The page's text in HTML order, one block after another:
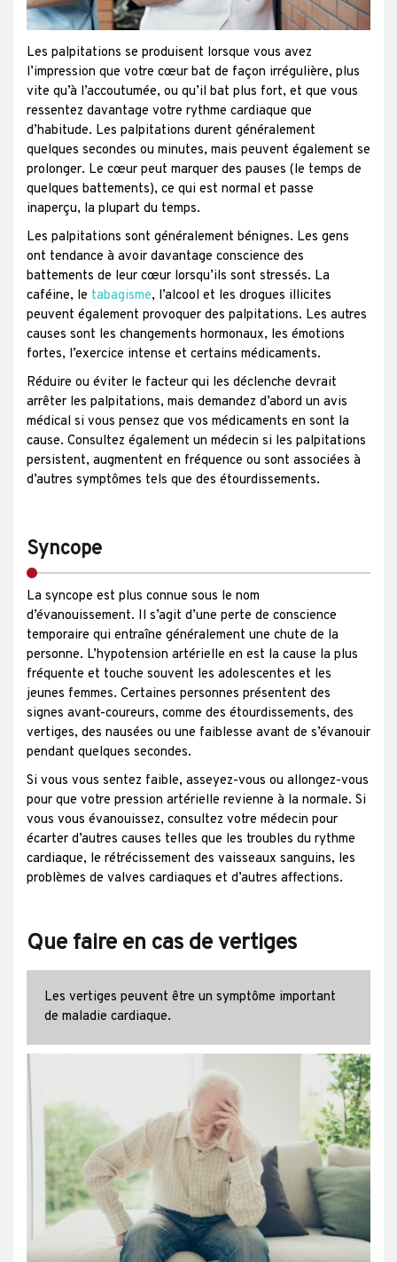
Les palpitations se produisent lorsque vous avez
l’impression que votre cœur bat de façon irrégulière, plus
vite qu’à l’accoutumée, ou qu’il bat plus fort, et que vous
ressentez davantage votre rythme cardiaque que
d’habitude. Les palpitations durent généralement
quelques secondes ou minutes, mais peuvent également se
prolonger. Le cœur peut marquer des pauses (le temps de
quelques battements), ce qui est normal et passe
inaperçu, la plupart du temps.
Les palpitations sont généralement bénignes. Les gens
ont tendance à avoir davantage conscience des
battements de leur cœur lorsqu’ils sont stressés. La
caféine, le tabagisme, l’alcool et les drogues illicites
peuvent également provoquer des palpitations. Les autres
causes sont les changements hormonaux, les émotions
fortes, l’exercice intense et certains médicaments.
Réduire ou éviter le facteur qui les déclenche devrait
arrêter les palpitations, mais demandez d’abord un avis
médical si vous pensez que vos médicaments en sont la
cause. Consultez également un médecin si les palpitations
persistent, augmentent en fréquence ou sont associées à
d’autres symptômes tels que des étourdissements.
Syncope
La syncope est plus connue sous le nom
d’évanouissement. Il s’agit d’une perte de conscience
temporaire qui entraîne généralement une chute de la
personne. L’hypotension artérielle en est la cause la plus
fréquente et touche souvent les adolescentes et les
jeunes femmes. Certaines personnes présentent des
signes avant-coureurs, comme des étourdissements, des
vertiges, des nausées ou une faiblesse avant de s’évanouir
pendant quelques secondes.
Si vous vous sentez faible, asseyez-vous ou allongez-vous
pour que votre pression artérielle revienne à la normale. Si
vous vous évanouissez, consultez votre médecin pour
écarter d’autres causes telles que les troubles du rythme
cardiaque, le rétrécissement des vaisseaux sanguins, les
problèmes de valves cardiaques et d’autres affections.
Que faire en cas de vertiges
Les vertiges peuvent être un symptôme important
de maladie cardiaque.